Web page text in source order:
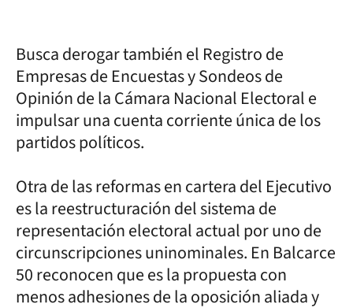
Busca derogar también el Registro de
Empresas de Encuestas y Sondeos de
Opinión de la Cámara Nacional Electoral e
impulsar una cuenta corriente única de los
partidos políticos.
Otra de las reformas en cartera del Ejecutivo
es la reestructuración del sistema de
representación electoral actual por uno de
circunscripciones uninominales. En Balcarce
50 reconocen que es la propuesta con
menos adhesiones de la oposición aliada y